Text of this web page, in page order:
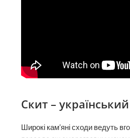
Скит –
Широкі кам’яні сходи ведуть